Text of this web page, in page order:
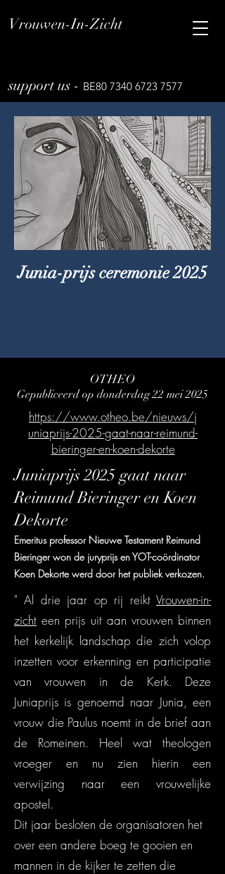
Vrouwen-In-Zicht
support us - BE80 7340 6723 7577
Junia-prijs ceremonie 2025
OTHEO
Gepubliceerd op donderdag 22 mei 2025
https://www.otheo.be/nieuws/j
uniaprijs-2025-gaat-naar-reimund-
bieringer-en-koen-dekorte
Juniaprijs 2025 gaat naar
Reimund Bieringer en Koen
Dekorte
Emeritus professor Nieuwe Testament Reimund
Bieringer won de juryprijs en YOT-coördinator
Koen Dekorte werd door het publiek verkozen.
" Al drie jaar op rij reikt Vrouwen-in-
zicht een prijs uit aan vrouwen binnen
het kerkelijk landschap die zich volop
inzetten voor erkenning en participatie
van vrouwen in de Kerk. Deze
Juniaprijs is genoemd naar Junia, een
vrouw die Paulus noemt in de brief aan
de Romeinen. Heel wat theologen
vroeger en nu zien hierin een
verwijzing naar een vrouwelijke
apostel.
Dit jaar besloten de organisatoren het
over een andere boeg te gooien en
mannen in de kijker te zetten die